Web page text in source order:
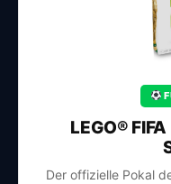
LEGO®
Der offizielle Pokal